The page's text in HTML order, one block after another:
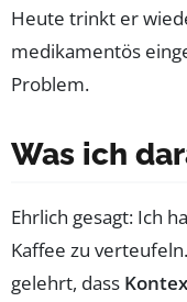
Heute trinkt er
medikamentös
Problem.
Was ich
Ehrlich gesagt: Ich
Kaffee zu
gelehrt, dass